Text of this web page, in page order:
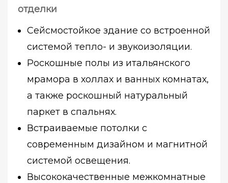
отделки
Сейсмостойкое здание со встроенной
системой тепло- и звукоизоляции.
Роскошные полы из итальянского
мрамора в холлах и ванных комнатах,
а также роскошный натуральный
паркет в спальнях.
Встраиваемые потолки с
современным дизайном и магнитной
системой освещения.
Высококачественные межкомнатные